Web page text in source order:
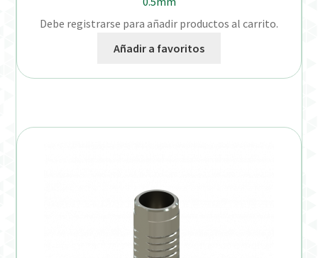
Debe registrarse para añadir productos al carrito.
Añadir a favoritos